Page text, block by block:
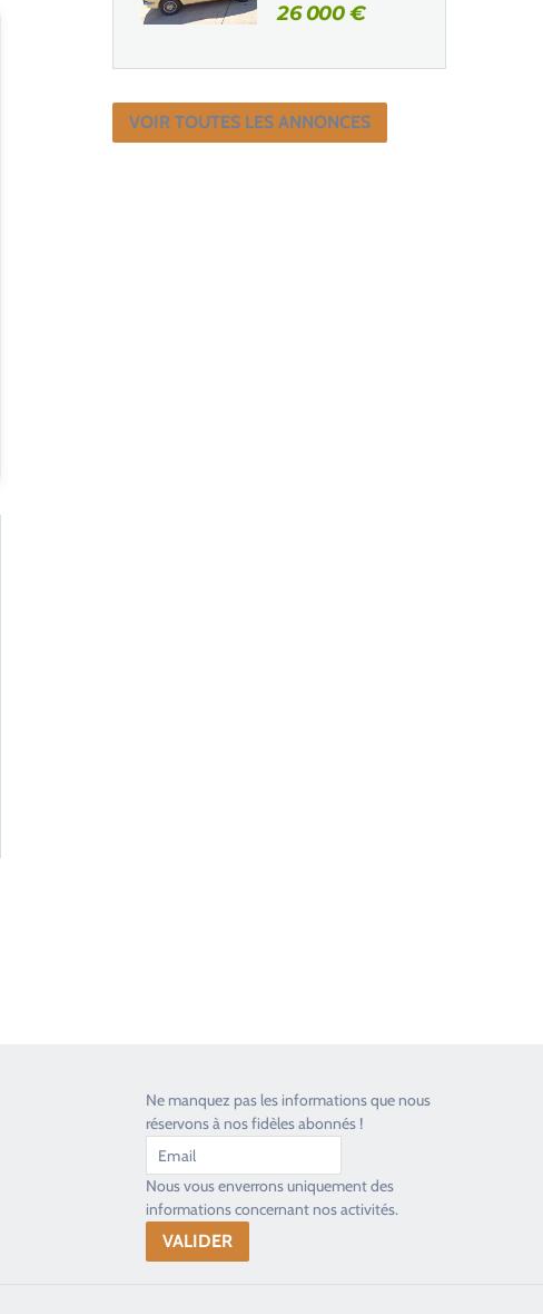
26 000€
VOIR TOUTES LES ANNONCES
Ne manquez pas les informations que nous
réservons à nos fidèles abonnés !
Nous vous enverrons uniquement des
informations concernant nos activités.